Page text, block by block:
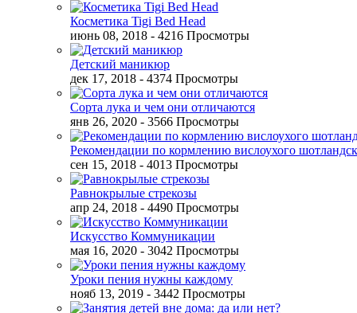
Косметика Tigi Bed Head
июнь 08, 2018 - 4216 Просмотры
Детский маникюр
дек 17, 2018 - 4374 Просмотры
Сорта лука и чем они отличаются
янв 26, 2020 - 3566 Просмотры
Рекомендации по кормлению вислоухого
сен 15, 2018 - 4013 Просмотры
Равнокрылые стрекозы
апр 24, 2018 - 4490 Просмотры
Искусство Коммуникации
мая 16, 2020 - 3042 Просмотры
Уроки пения нужны каждому
нояб 13, 2019 - 3442 Просмотры